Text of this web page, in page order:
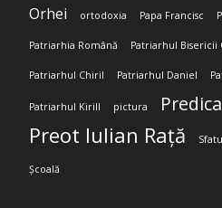
Orhei ortodoxia Papa Francisc
Patriarhia Română Patriarhul
Patriarhul Chiril Patriarhul Daniel
Patriarhul Kirill pictura Predica
Preot Iulian Rață
Școală